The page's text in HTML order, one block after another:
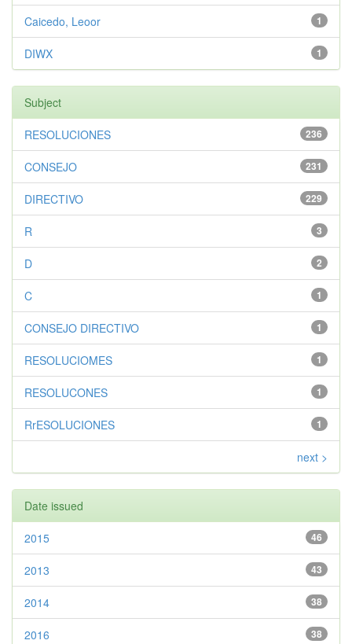
1
Caicedo, Leoor
1
DIWX
Subject
236
RESOLUCIONES
231
CONSEJO
229
DIRECTIVO
3
R
2
D
1
C
1
CONSEJO DIRECTIVO
1
RESOLUCIOMES
1
RESOLUCONES
1
RrESOLUCIONES
next >
Date issued
46
2015
43
2013
38
2014
38
2016